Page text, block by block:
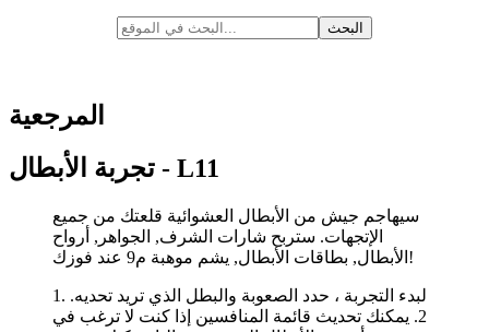
المرجعية
تجربة الأبطال - L11
سيهاجم جيش من الأبطال العشوائية قلعتك من جميع
الإتجهات. ستربح شارات الشرف, الجواهر, أرواح
الأبطال, بطاقات الأبطال, يشم موهبة م9 عند فوزك!
1. لبدء التجربة ، حدد الصعوبة والبطل الذي تريد تحديه.
2. يمكنك تحديث قائمة المنافسين إذا كنت لا ترغب في